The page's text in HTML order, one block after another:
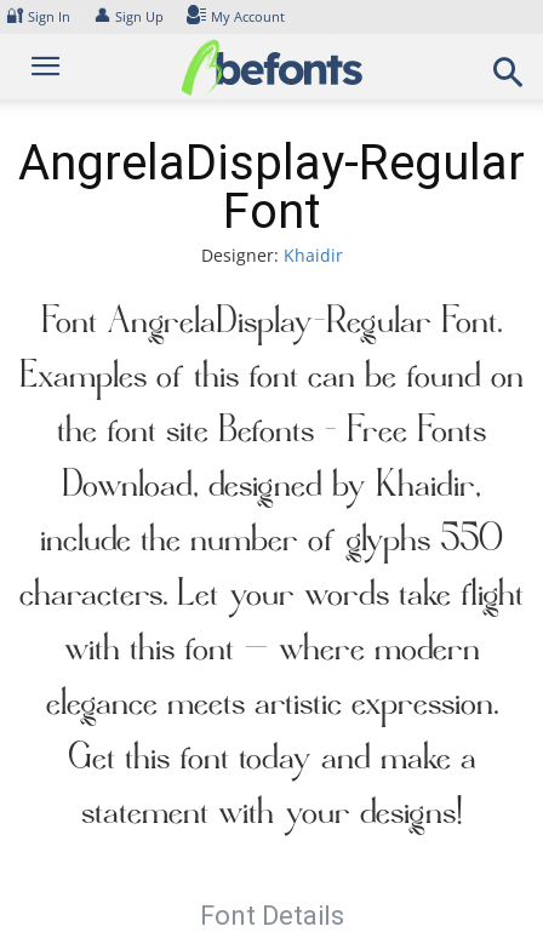
Skip
content
🔐 Sign In 👤 Sign Up My Account
AngrelaDisplay-Regular
Font
Designer: Khaidir
Font AngrelaDisplay-Regular Font.
Examples of this font can be found on
the font site Befonts – Free Fonts
Download, designed by Khaidir,
include the number of glyphs 550
characters. Let your words take flight
with this font — where modern
elegance meets artistic expression.
Get this font today and make a
statement with your designs!
Font Details